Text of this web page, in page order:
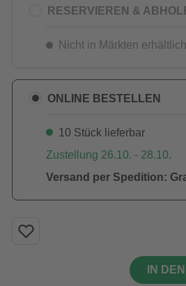
RESERVIEREN &
Nicht in Märkten erhältlich
ONLINE BESTELLEN
10 Stück lieferbar
Zustellung 26.10. - 28.10.
Versand per Spedition:
IN